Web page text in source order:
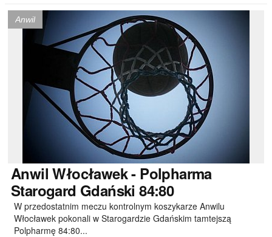
Anwil
Anwil Włocławek - Polpharma
Starogard Gdański 84:80
W przedostatnim meczu kontrolnym koszykarze Anwilu
Włocławek pokonali w Starogardzie Gdańskim tamtejszą
Polpharmę 84:80...